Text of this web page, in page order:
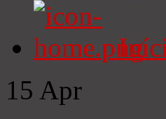
15 Apr